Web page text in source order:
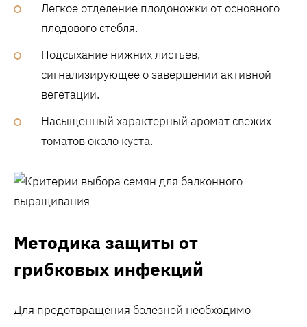
Легкое отделение плодоножки от основного
плодового стебля.
Подсыхание нижних листьев‚
сигнализирующее о завершении активной
вегетации.
Насыщенный характерный аромат свежих
томатов около куста.
Методика защиты от
грибковых инфекций
Для предотвращения болезней необходимо